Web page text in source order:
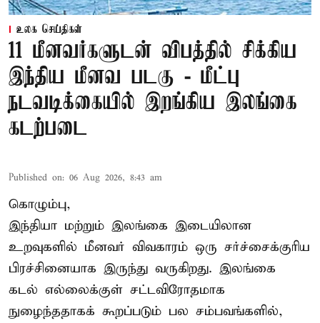
உலக செய்திகள்
11 மீனவர்களுடன் விபத்தில் சிக்கிய
இந்திய மீனவ படகு - மீட்பு
நடவடிக்கையில் இறங்கிய இலங்கை
கடற்படை
Published on: 06 Aug 2026, 8:43 am
கொழும்பு,
இந்தியா மற்றும் இலங்கை இடையிலான
உறவுகளில் மீனவர் விவகாரம் ஒரு சர்ச்சைக்குரிய
பிரச்சினையாக இருந்து வருகிறது. இலங்கை
கடல் எல்லைக்குள் சட்டவிரோதமாக
நுழைந்ததாகக் கூறப்படும் பல சம்பவங்களில்,